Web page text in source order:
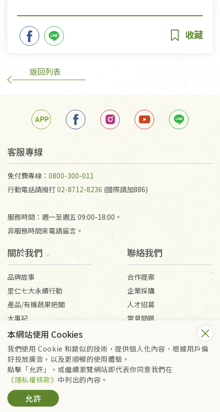
返回列表
客服專線
免付費專線： 0800-300-011
行動電話請撥打02-8712-8236 (國際請加886)
服務時間：週一至週五 09:00-18:00。
非服務時間來電請留言。
關於我們
品牌故事
里仁七大永續行動
產品/有機蔬果把關
大事記
媒體報導
聯絡我們
合作提案
企業採購
人才招募
常見問題
會員服務條款
隱私權政策
Copyright © 2026 里仁事業股份有限公司(統編：16301262) /
里仁網購股份有限公司(統編：25149752)
本網站使用 Cookies
我們使用 Cookie 和類似的技術，提供個人化內容、根據用戶偏
好投放廣告，以及更順暢的使用體驗。
點擊「允許」，或繼續瀏覽網站即代表你同意我們在
《隱私權條款》 中列出的內容。
允許